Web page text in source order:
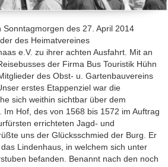
Sonntagmorgen des 27. April 2014
des Heimatvereines
e.V. zu ihrer achten Ausfahrt. Mit an
der Firma Bus Touristik Hühn
des Obst- u. Gartenbauvereins
erstes Etappenziel war die
sich weithin sichtbar über dem
Im Hof, des von 1568 bis 1572 im Auftrag
errichteten Jagd- und
uns der Glücksschmied der Burg. Er
Lindenhaus, in welchem sich unter
befanden. Benannt nach den noch